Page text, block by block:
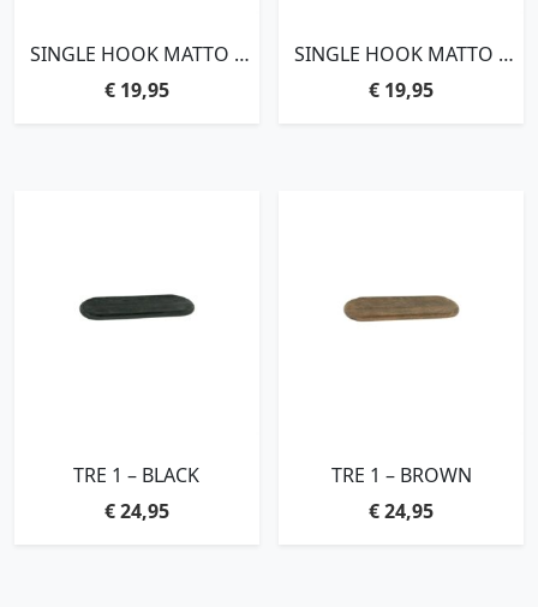
SINGLE HOOK MATTO –
BEIGE
€19,95
SINGLE HOOK MATTO –
BLACK
€ 19,95
TRE 1 – BLACK
€24,95
TRE 1 – BROWN
€24,95